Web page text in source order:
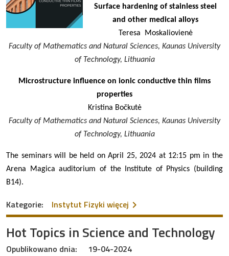
Surface hardening of stainless steel
and other medical alloys
Teresa Moskaliovienė
Faculty of Mathematics and Natural Sciences, Kaunas University
of Technology, Lithuania
Microstructure influence on ionic conductive thin films
properties
Kristina Bočkutė
Faculty of Mathematics and Natural Sciences, Kaunas University
of Technology, Lithuania
The seminars will be held on April 25, 2024 at 12:15 pm in the
Arena Magica auditorium of the Institute of Physics (building
B14).
Kategorie: Instytut Fizyki więcej na temat Hot Topics in
Hot Topics in Science and Technology
Opublikowano dnia: 19-04-2024